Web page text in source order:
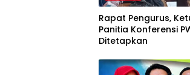
Rapat Pengurus,
Panitia Konferensi
Ditetapkan